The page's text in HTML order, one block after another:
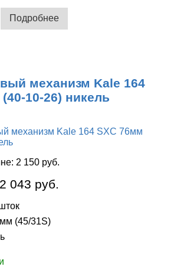
Подробнее
механизм Kale 164
10-26) никель
2 150 руб.
2 043 руб.
(45/31S)